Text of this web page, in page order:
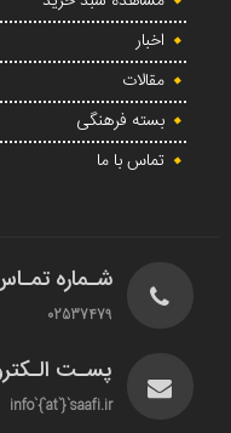
اخبار
مقالات
بسته فرهنگی
تماس با ما
شـماره
02537479
پسـت
info`{`at`}`saafi.ir